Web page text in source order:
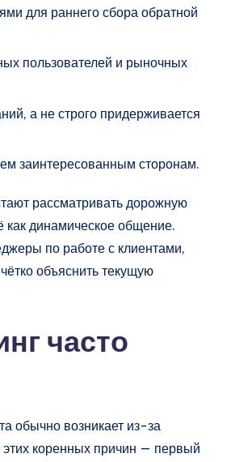
для раннего сбора обратной
пользователей и рыночных
а не строго придерживается
заинтересованным сторонам.
рассматривать дорожную
как динамическое общение.
по работе с клиентами,
объяснить текущую
часто
обычно возникает из-за
этих коренных причин — первый